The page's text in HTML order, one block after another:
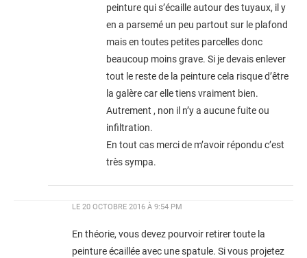
peinture qui s’écaille autour des tuyaux, il y
en a parsemé un peu partout sur le plafond
mais en toutes petites parcelles donc
beaucoup moins grave. Si je devais enlever
tout le reste de la peinture cela risque d’être
la galère car elle tiens vraiment bien.
Autrement , non il n’y a aucune fuite ou
infiltration.
En tout cas merci de m’avoir répondu c’est
très sympa.
LE 20 OCTOBRE 2016 À 9:54 PM
En théorie, vous devez pourvoir retirer toute la
peinture écaillée avec une spatule. Si vous projetez